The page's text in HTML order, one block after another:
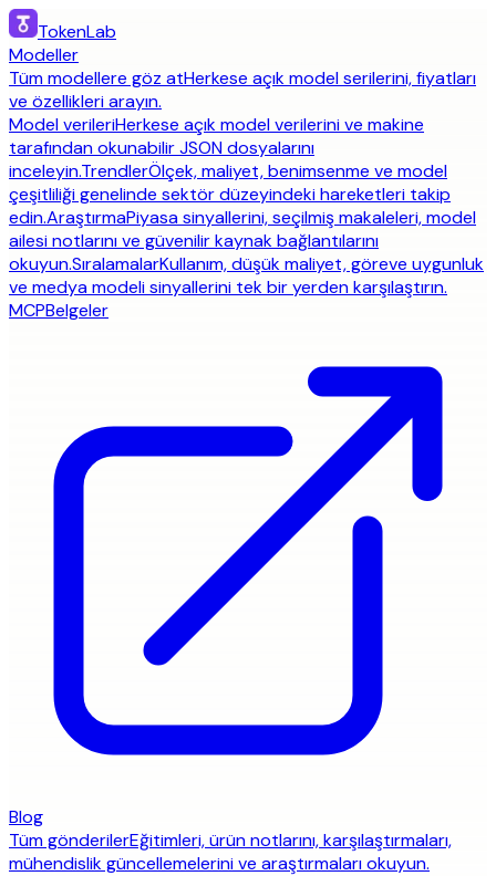
TokenLab
Modeller
Tüm modellere göz atHerkese açık model serilerini, fiyatları
ve özellikleri arayın.
Model verileriHerkese açık model verilerini ve makine
tarafından okunabilir JSON dosyalarını
inceleyin.TrendlerÖlçek, maliyet, benimsenme ve model
çeşitliliği genelinde sektör düzeyindeki hareketleri takip
edin.AraştırmaPiyasa sinyallerini, seçilmiş makaleleri, model
ailesi notlarını ve güvenilir kaynak bağlantılarını
okuyun.SıralamalarKullanım, düşük maliyet, göreve uygunluk
ve medya modeli sinyallerini tek bir yerden karşılaştırın.
MCPBelgeler
Blog
Tüm gönderilerEğitimleri, ürün notlarını, karşılaştırmaları,
mühendislik güncellemelerini ve araştırmaları okuyun.